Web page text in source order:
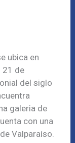
ubica en
21 de
del siglo
galeria de
con una
Valparaíso.